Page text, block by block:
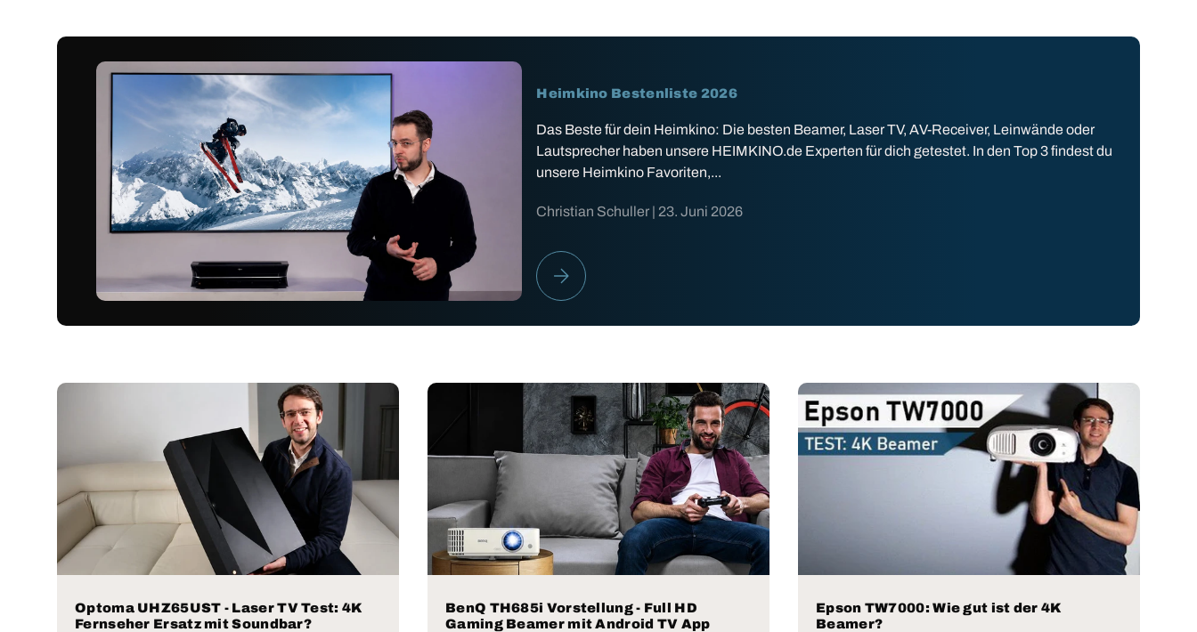
Heimkino Bestenliste 2026
Das Beste für dein Heimkino: Die besten Beamer, Laser TV, AV-Receiver, Leinwände oder
Lautsprecher haben unsere HEIMKINO.de Experten für dich getestet. In den Top 3 findest du
unsere Heimkino Favoriten,...
Christian Schuller | 23. Juni 2026
HEIMKINO BESTENLISTE 2026
Optoma UHZ65UST - Laser TV Test: 4K
Fernseher Ersatz mit Soundbar?
BenQ TH685i Vorstellung - Full HD
Gaming Beamer mit Android TV App
Epson TW7000: Wie gut ist der 4K
Beamer?